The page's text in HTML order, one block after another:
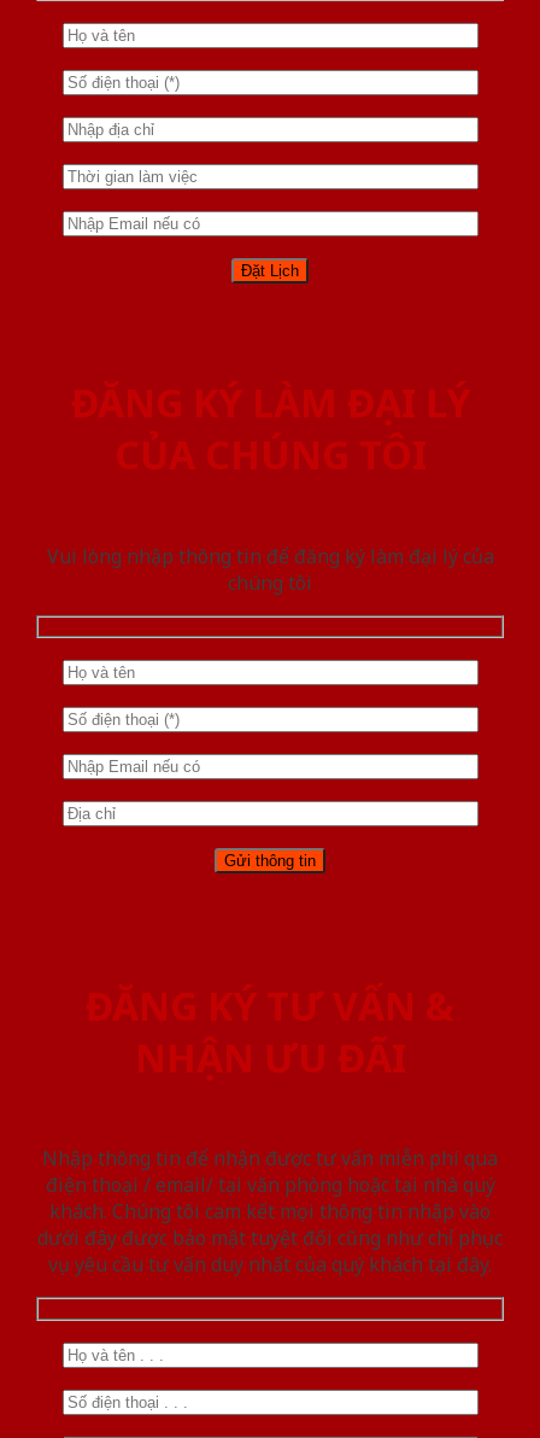
ĐĂNG KÝ LÀM ĐẠI LÝ
CỦA CHÚNG TÔI
Vui lòng nhập thông tin để đăng ký làm đại lý của
chúng tôi
ĐĂNG KÝ TƯ VẤN &
NHẬN ƯU ĐÃI
Nhập thông tin để nhận được tư vấn miễn phí qua
điện thoại / email/ tại văn phòng hoặc tại nhà quý
khách. Chúng tôi cam kết mọi thông tin nhập vào
dưới đây được bảo mật tuyệt đối cũng như chỉ phục
vụ yêu cầu tư vấn duy nhất của quý khách tại đây.